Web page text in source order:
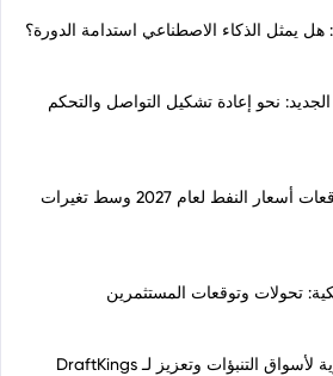
هل يمثل الذكاء الاصطناعي استدامة الدورة؟
نحو إعادة تشكيل التواصل والتحكم
جولدمان ساكس يخفض توقعات أسعار النفط لعام 2027 وسط تغيرات
تحولات وتوقعات المستثمرين